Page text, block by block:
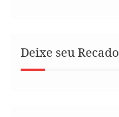
Deixe seu Recado